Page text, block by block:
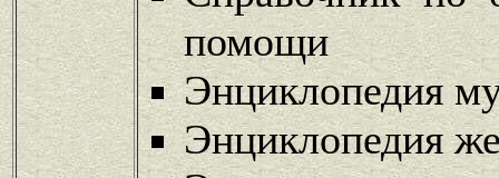
помощи
Энциклопедия
Энциклопедия